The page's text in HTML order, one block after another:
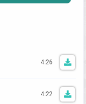
4:26
4:22